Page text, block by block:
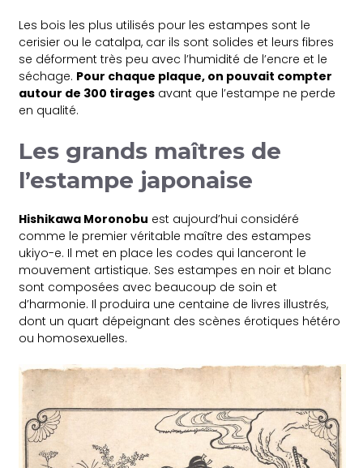
Les bois les plus utilisés pour les estampes sont le
cerisier ou le catalpa, car ils sont solides et leurs fibres
se déforment très peu avec l’humidité de l’encre et le
séchage. Pour chaque plaque, on pouvait compter
autour de 300 tirages avant que l’estampe ne perde
en qualité.
Les grands maîtres de
l’estampe japonaise
Hishikawa Moronobu est aujourd’hui considéré
comme le premier véritable maître des estampes
ukiyo-e. Il met en place les codes qui lanceront le
mouvement artistique. Ses estampes en noir et blanc
sont composées avec beaucoup de soin et
d’harmonie. Il produira une centaine de livres illustrés,
dont un quart dépeignant des scènes érotiques hétéro
ou homosexuelles.